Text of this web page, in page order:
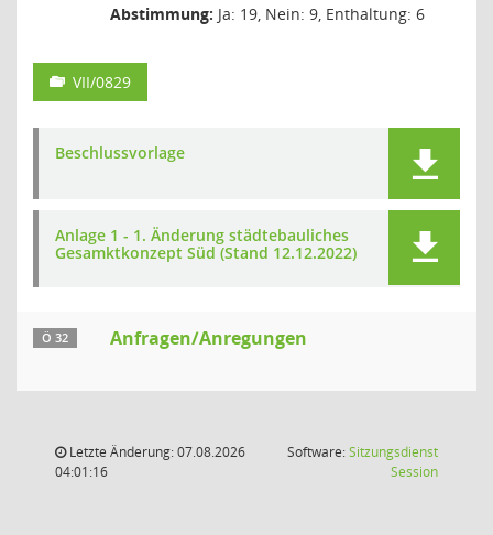
Abstimmung: Ja: 19, Nein: 9, Enthaltung: 6
VII/0829
Beschlussvorlage
Anlage 1 - 1. Änderung städtebauliches
Gesamktkonzept Süd (Stand 12.12.2022)
Ö 32 Anfragen/Anregungen
Letzte Änderung: 07.08.2026
04:01:16
Software:Sitzungsdienst
Session(Wird in